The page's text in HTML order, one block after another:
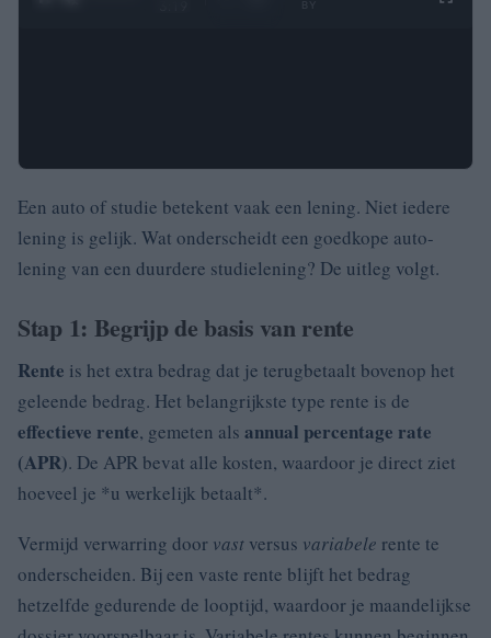
Een auto of studie betekent vaak een lening. Niet iedere
lening is gelijk. Wat onderscheidt een goedkope auto-
lening van een duurdere studielening? De uitleg volgt.
Stap 1: Begrijp de basis van rente
Rente is het extra bedrag dat je terugbetaalt bovenop het
geleende bedrag. Het belangrijkste type rente is de
effectieve rente, gemeten als annual percentage rate
(APR). De APR bevat alle kosten, waardoor je direct ziet
hoeveel je *u werkelijk betaalt*.
Vermijd verwarring door vast versus variabele rente te
onderscheiden. Bij een vaste rente blijft het bedrag
hetzelfde gedurende de looptijd, waardoor je maandelijkse